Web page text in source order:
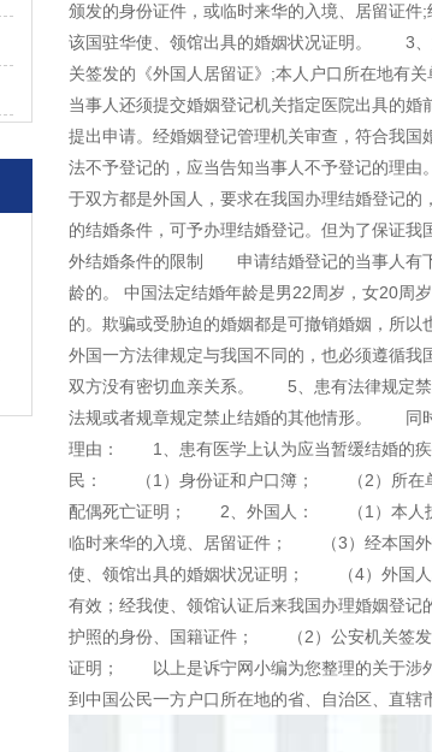
颁发的身份证件，或临时来华的入境、居留证
该国驻华使、领馆出具的婚姻状况证明。 3、
关签发的《外国人居留证》;本人户口所在地有
当事人还须提交婚姻登记机关指定医院出具的
提出申请。经婚姻登记管理机关审查，符合我
法不予登记的，应当告知当事人不予登记的
于双方都是外国人，要求在我国办理结婚登记
的结婚条件，可予办理结婚登记。但为了保证
外结婚条件的限制 申请结婚登记的当事人有
龄的。 中国法定结婚年龄是男22周岁，女20
的。欺骗或受胁迫的婚姻都是可撤销婚姻，所
外国一方法律规定与我国不同的，也必须遵循
双方没有密切血亲关系。 5、患有法律规定禁
法规或者规章规定禁止结婚的其他情形。 同时
理由： 1、患有医学上认为应当暂缓结婚
民： （1）身份证和户口簿； （2）所在单
配偶死亡证明； 2、外国人： （1）本人护
临时来华的入境、居留证件； （3）经本国外
使、领馆出具的婚姻状况证明； （4）外国人
有效；经我使、领馆认证后来我国办理婚姻
护照的身份、国籍证件； （2）公安机关签
证明； 以上是诉宁网小编为您整理的关于涉外
到中国公民一方户口所在地的省、自治区、直辖